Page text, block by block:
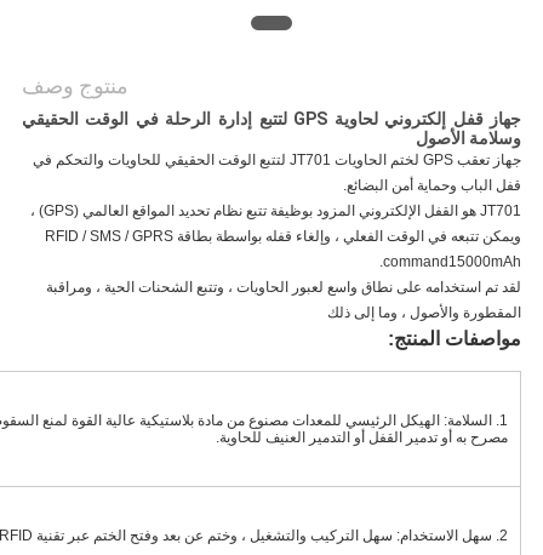
منتوج وصف
جهاز قفل إلكتروني لحاوية GPS لتتبع إدارة الرحلة في الوقت الحقيقي
وسلامة الأصول
جهاز تعقب GPS لختم الحاويات JT701 لتتبع الوقت الحقيقي للحاويات والتحكم في
قفل الباب وحماية أمن البضائع.
JT701 هو القفل الإلكتروني المزود بوظيفة تتبع نظام تحديد المواقع العالمي (GPS) ،
ويمكن تتبعه في الوقت الفعلي ، وإلغاء قفله بواسطة بطاقة RFID / SMS / GPRS
command15000mAh.
لقد تم استخدامه على نطاق واسع لعبور الحاويات ، وتتبع الشحنات الحية ، ومراقبة
المقطورة والأصول ، وما إلى ذلك
مواصفات المنتج:
مصرح به أو تدمير القفل أو التدمير العنيف للحاوية.
2. سهل الاستخدام: سهل التركيب والتشغيل ، وختم عن بعد وفتح الختم عبر تقنية RFID.